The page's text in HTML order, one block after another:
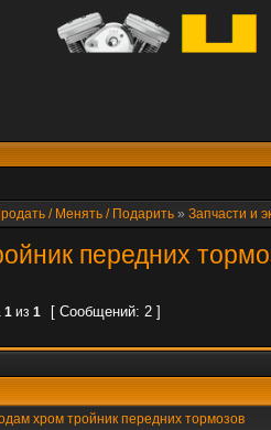
/ Менять / Подарить » Запчасти и
передних
1 из 1 [ Сообщений: 2 ]
хром тройник передних тормозов